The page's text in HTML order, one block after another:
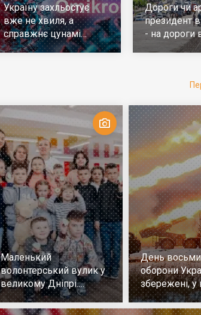
Україну захльостує
вже не хвиля, а
справжнє цунамі
ковіда. Що робити
Дороги чи
президент
- на дороги
у 10 разів
Маленький
волонтерський вулик у
великому Дніпрі.
Репортаж
День
оборони
збережені, у
немає успіху